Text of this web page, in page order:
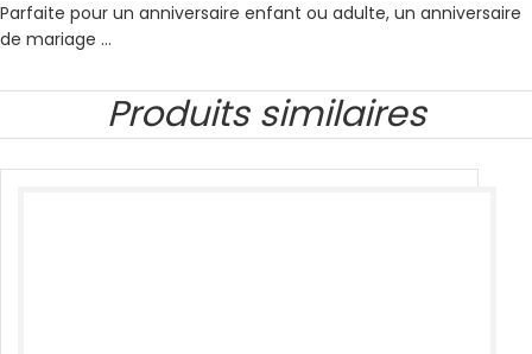
Parfaite pour un anniversaire enfant ou adulte, un anniversaire
de mariage …
Produits similaires